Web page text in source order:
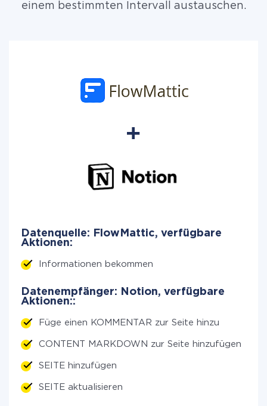
einem bestimmten Intervall austauschen.
Datenquelle: FlowMattic, verfügbare
Aktionen:
Informationen bekommen
Datenempfänger: Notion, verfügbare
Aktionen::
Füge einen KOMMENTAR zur Seite hinzu
CONTENT MARKDOWN zur Seite hinzufügen
SEITE hinzufügen
SEITE aktualisieren